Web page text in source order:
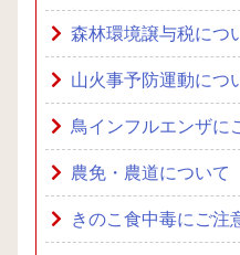
森林環境譲与税につ
山火事予防運動につ
鳥インフルエンザに
農免・農道について
きのこ食中毒にご注